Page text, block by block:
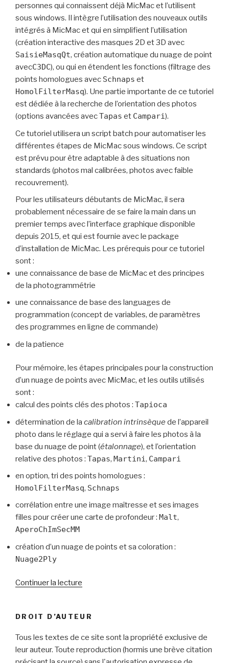
personnes qui connaissent déjà MicMac et l’utilisent
sous windows. Il intègre l’utilisation des nouveaux outils
intégrés à MicMac et qui en simplifient l’utilisation
(création interactive des masques 2D et 3D avec
SaisieMasqQt, création automatique du nuage de point
avecC3DC), ou qui en étendent les fonctions (filtrage des
points homologues avec Schnaps et
HomolFilterMasq). Une partie importante de ce tutoriel
est dédiée à la recherche de l’orientation des photos
(options avancées avecTapas et Campari).
Ce tutoriel utilisera un script batch pour automatiser les
différentes étapes de MicMac sous windows. Ce script
est prévu pour être adaptable à des situations non
standards (photos mal calibrées, photos avec faible
recouvrement).
Pour les utilisateurs débutants de MicMac, il sera
probablement nécessaire de se faire la main dans un
premier temps avec l’interface graphique disponible
depuis 2015, et qui est fournie avec le package
d’installation de MicMac. Les prérequis pour ce tutoriel
sont :
une connaissance de base de MicMac et des principes
de la photogrammétrie
une connaissance de base des languages de
programmation (concept de variables, de paramètres
des programmes en ligne de commande)
de la patience
Pour mémoire, les étapes principales pour la construction
d’un nuage de points avec MicMac, et les outils utilisés
sont :
calcul des points clés des photos : Tapioca
détermination de la calibration intrinsèque de l’appareil
photo dans le réglage qui a servi à faire les photos à la
base du nuage de point (étalonnage), et l’orientation
relative des photos : Tapas, Martini, Campari
en option, tri des points homologues :
HomolFilterMasq, Schnaps
corrélation entre une image maîtresse et ses images
filles pour créer une carte de profondeur : Malt,
AperoChImSecMM
création d’un nuage de points et sa coloration :
Nuage2Ply
Continuer la lecture
Tutoriel
photogrammétrie
sous
DROIT D’AUTEUR
Tous les textes de ce site sont la propriété exclusive de
leur auteur. Toute reproduction (hormis une brève citation